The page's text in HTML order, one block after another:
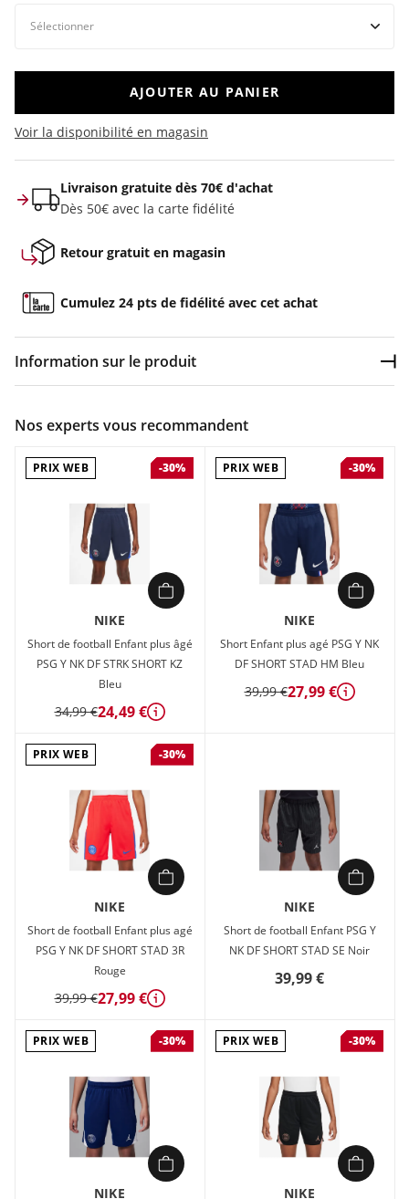
AJOUTER AU PANIER
Voir la disponibilité en magasin
Livraison gratuite dès 70€ d'achat
Dès 50€ avec la carte fidélité
Retour gratuit en magasin
Cumulez 24 pts de fidélité avec cet achat
Information sur le produit
Short Enfant plus agé Nike PSG Y NK DF STRK SHORT KZ 3R
Nos experts vous recommandent
PRIX WEB -30%
NIKE
Short de football Enfant plus âgé
PSG Y NK DF STRK SHORT KZ
Bleu
34,99 €24,49 € Détails
PRIX WEB -30%
NIKE
Short Enfant plus agé PSG Y NK
DF SHORT STAD HM Bleu
39,99 €27,99 € Détails
PRIX WEB -30%
NIKE
Short de football Enfant plus agé
PSG Y NK DF SHORT STAD 3R
Rouge
39,99 €27,99 € Détails
NIKE
Short de football Enfant PSG Y
NK DF SHORT STAD SE Noir
39,99 €
PRIX WEB -30%
NIKE
PRIX WEB -30%
NIKE